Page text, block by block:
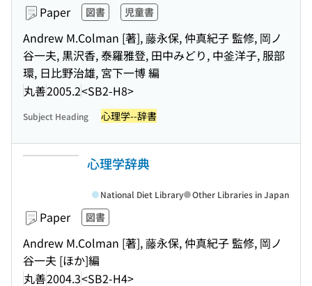
Paper 図書 児童書
Andrew M.Colman [著], 藤永保, 仲真紀子 監修, 岡ノ
谷一夫, 黒沢香, 泰羅雅登, 田中みどり, 中釜洋子, 服部
環, 日比野治雄, 宮下一博 編
丸善2005.2<SB2-H8>
Subject Heading 心理学--辞書
心理学辞典
Paper 図書
Andrew M.Colman [著], 藤永保, 仲真紀子 監修, 岡ノ
谷一夫 [ほか]編
丸善2004.3<SB2-H4>
National Diet Library Other Libraries in Japan